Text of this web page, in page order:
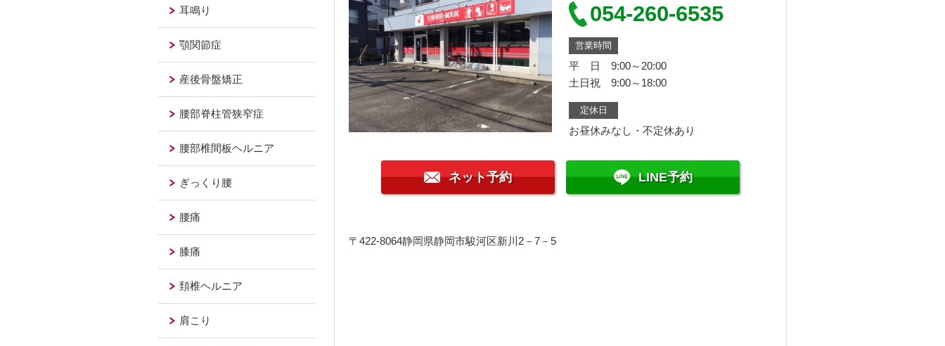
054-260-6535
営業時間
平 日 9:00～20:00
土日祝 9:00～18:00
定休日
お昼休みなし・不定休あり
ネット予約 LINE予約
〒422-8064静岡県静岡市駿河区新川2－7－5
耳鳴り
顎関節症
産後骨盤矯正
腰部脊柱管狭窄症
腰部椎間板ヘルニア
ぎっくり腰
腰痛
膝痛
頚椎ヘルニア
肩こり